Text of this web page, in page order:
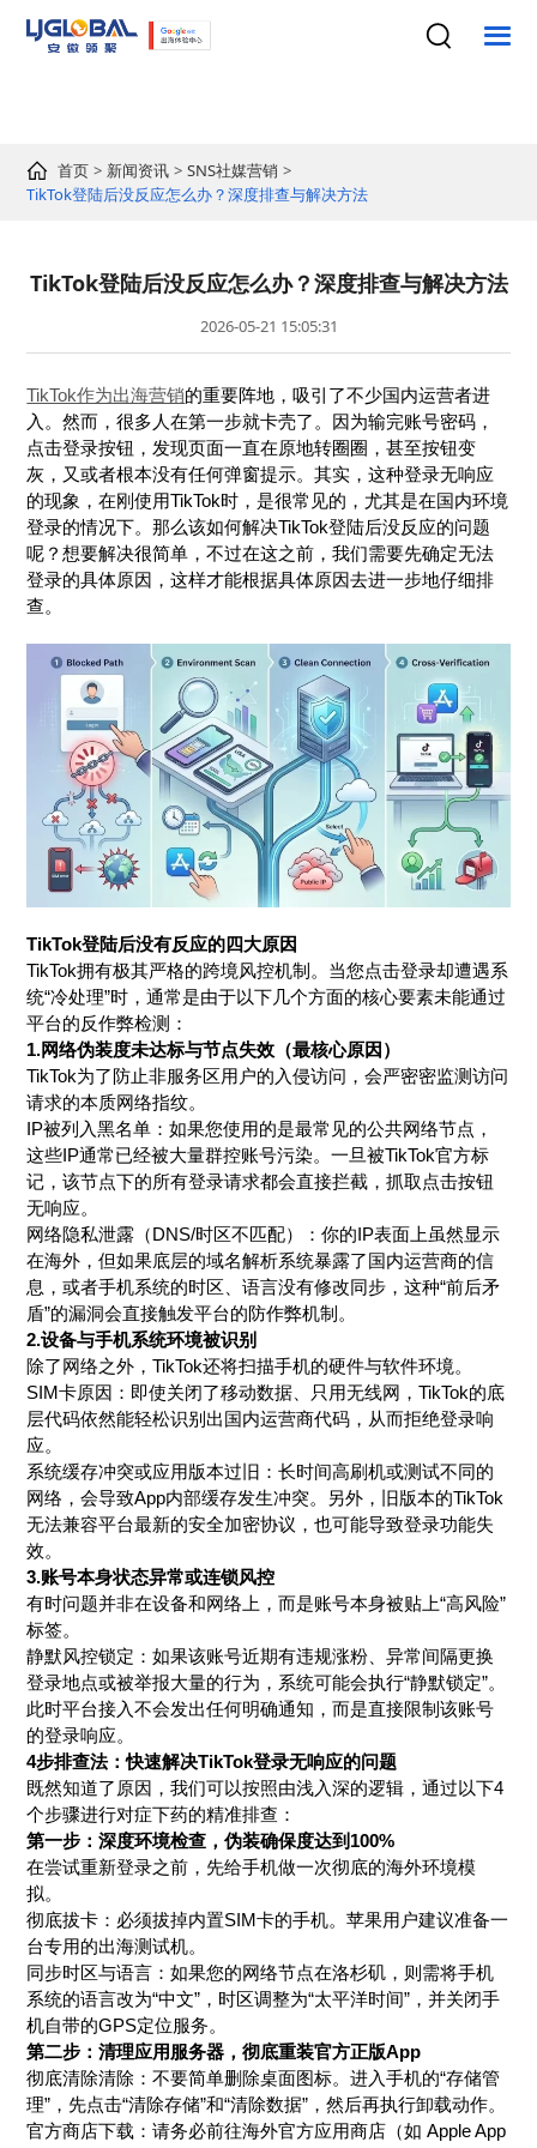
首页 新闻资讯
SNS社媒营销
TikTok登陆后没反应怎么办？深度排查与解决方法
TikTok登陆后没反应怎么办？深度排查与解决方法
2026-05-21 15:05:31
TikTok作为出海营销的重要阵地，吸引了不少国内运营者进
入。然而，很多人在第一步就卡壳了。因为输完账号密码，
点击登录按钮，发现页面一直在原地转圈圈，甚至按钮变
灰，又或者根本没有任何弹窗提示。其实，这种登录无响应
的现象，在刚使用TikTok时，是很常见的，尤其是在国内环境
登录的情况下。那么该如何解决TikTok登陆后没反应的问题
呢？想要解决很简单，不过在这之前，我们需要先确定无法
登录的具体原因，这样才能根据具体原因去进一步地仔细排
查。
TikTok登陆后没有反应的四大原因
TikTok拥有极其严格的跨境风控机制。当您点击登录却遭遇系
统“冷处理”时，通常是由于以下几个方面的核心要素未能通过
平台的反作弊检测：
1.网络伪装度未达标与节点失效（最核心原因）
TikTok为了防止非服务区用户的入侵访问，会严密密监测访问
请求的本质网络指纹。
IP被列入黑名单：如果您使用的是最常见的公共网络节点，
这些IP通常已经被大量群控账号污染。一旦被TikTok官方标
记，该节点下的所有登录请求都会直接拦截，抓取点击按钮
无响应。
网络隐私泄露（DNS/时区不匹配）：你的IP表面上虽然显示
在海外，但如果底层的域名解析系统暴露了国内运营商的信
息，或者手机系统的时区、语言没有修改同步，这种“前后矛
盾”的漏洞会直接触发平台的防作弊机制。
2.设备与手机系统环境被识别
除了网络之外，TikTok还将扫描手机的硬件与软件环境。
SIM卡原因：即使关闭了移动数据、只用无线网，TikTok的底
层代码依然能轻松识别出国内运营商代码，从而拒绝登录响
应。
系统缓存冲突或应用版本过旧：长时间高刷机或测试不同的
网络，会导致App内部缓存发生冲突。另外，旧版本的TikTok
无法兼容平台最新的安全加密协议，也可能导致登录功能失
效。
3.账号本身状态异常或连锁风控
有时问题并非在设备和网络上，而是账号本身被贴上“高风险”
标签。
静默风控锁定：如果该账号近期有违规涨粉、异常间隔更换
登录地点或被举报大量的行为，系统可能会执行“静默锁定”。
此时平台接入不会发出任何明确通知，而是直接限制该账号
的登录响应。
4步排查法：快速解决TikTok登录无响应的问题
既然知道了原因，我们可以按照由浅入深的逻辑，通过以下4
个步骤进行对症下药的精准排查：
第一步：深度环境检查，伪装确保度达到100%
在尝试重新登录之前，先给手机做一次彻底的海外环境模
拟。
彻底拔卡：必须拔掉内置SIM卡的手机。苹果用户建议准备一
台专用的出海测试机。
同步时区与语言：如果您的网络节点在洛杉矶，则需将手机
系统的语言改为“中文”，时区调整为“太平洋时间”，并关闭手
机自带的GPS定位服务。
第二步：清理应用服务器，彻底重装官方正版App
彻底清除清除：不要简单删除桌面图标。进入手机的“存储管
理”，先点击“清除存储”和“清除数据”，然后再执行卸载动作。
官方商店下载：请务必前往海外官方应用商店（如 Apple App